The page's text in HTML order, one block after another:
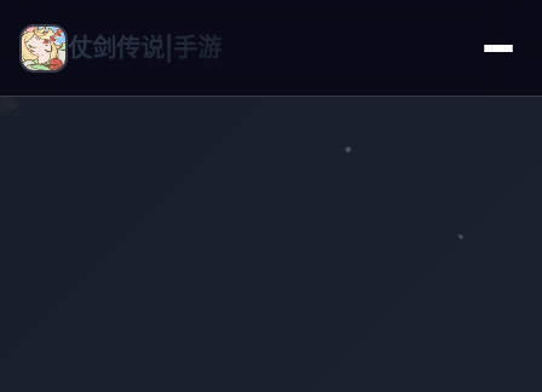
仗剑传说|手游